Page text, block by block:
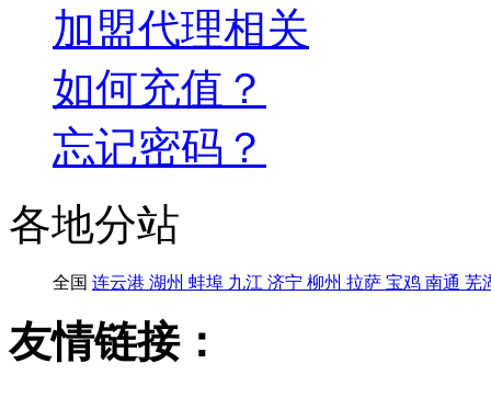
加盟代理相关
如何充值？
忘记密码？
各地分站
全国 连云港 湖州 蚌埠 九江 济宁 柳州 拉萨 宝鸡 南通 芜
友情链接：